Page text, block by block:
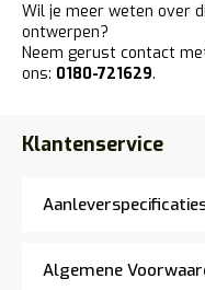
Wil je meer weten over
ontwerpen?
Neem gerust contact
ons: 0180-721629.
Klantenservice
Algemene